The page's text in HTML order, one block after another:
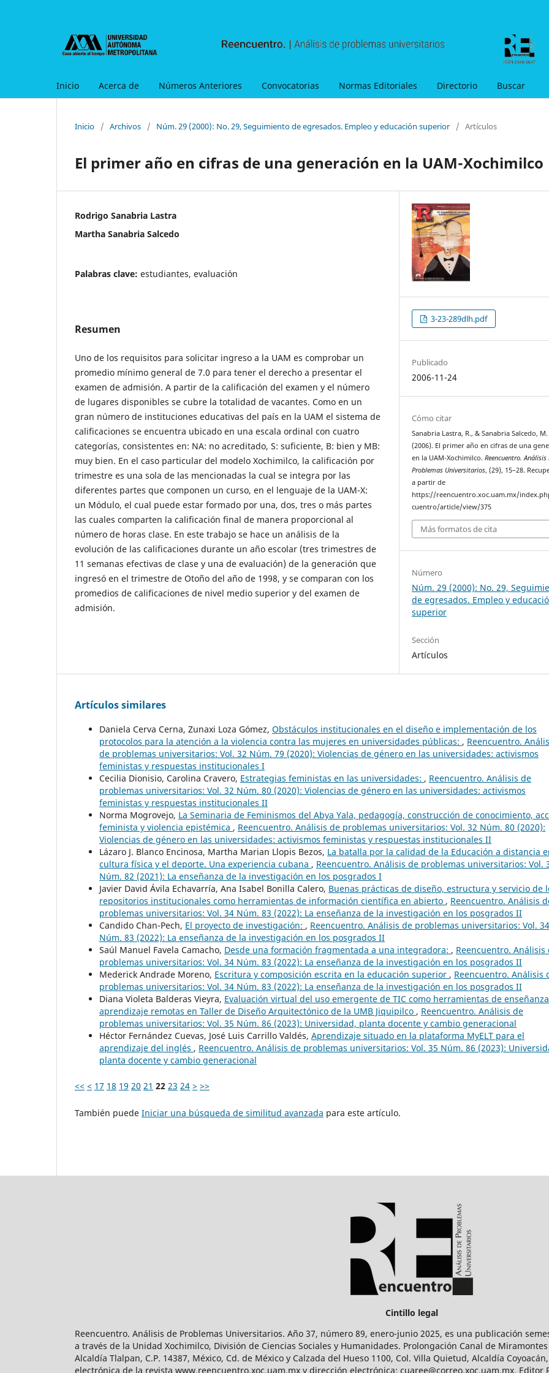
Inicio Acerca de Números Anteriores Convocatorias Normas Editoriales Directorio Buscar
Inicio / Archivos / Núm. 29 (2000): No. 29, Seguimiento de egresados. Empleo y educación superior / Artículos
El primer año en cifras de una generación en la UAM-Xochimilco
Rodrigo Sanabria Lastra
Martha Sanabria Salcedo
Palabras clave: estudiantes, evaluación
Resumen
Uno de los requisitos para solicitar ingreso a la UAM es comprobar un
promedio mínimo general de 7.0 para tener el derecho a presentar el
examen de admisión. A partir de la calificación del examen y el número
de lugares disponibles se cubre la totalidad de vacantes. Como en un
gran número de instituciones educativas del país en la UAM el sistema de
calificaciones se encuentra ubicado en una escala ordinal con cuatro
categorías, consistentes en: NA: no acreditado, S: suficiente, B: bien y MB:
muy bien. En el caso particular del modelo Xochimilco, la calificación por
trimestre es una sola de las mencionadas la cual se integra por las
diferentes partes que componen un curso, en el lenguaje de la UAM-X:
un Módulo, el cual puede estar formado por una, dos, tres o más partes
las cuales comparten la calificación final de manera proporcional al
número de horas clase. En este trabajo se hace un análisis de la
evolución de las calificaciones durante un año escolar (tres trimestres de
11 semanas efectivas de clase y una de evaluación) de la generación que
ingresó en el trimestre de Otoño del año de 1998, y se comparan con los
promedios de calificaciones de nivel medio superior y del examen de
admisión.
3-23-289dlh.pdf
Publicado
2006-11-24
Cómo citar
Sanabria Lastra, R., & Sanabria Salcedo, M.
(2006). El primer año en cifras de una
en la UAM-Xochimilco.Reencuentro. Análisis
Problemas Universitarios, (29), 15–28.
a partir de
https://reencuentro.xoc.uam.mx/
cuentro/article/view/375
Más formatos de cita
Número
Núm. 29 (2000): No. 29,
de egresados. Empleo y
superior
Sección
Artículos
Artículos similares
Daniela Cerva Cerna, Zunaxi Loza Gómez, Obstáculos institucionales en el diseño e implementación de los
protocolos para la atención a la violencia contra las mujeres en universidades públicas: , Reencuentro.
de problemas universitarios: Vol. 32 Núm. 79 (2020): Violencias de género en las universidades: activismos
feministas y respuestas institucionales I
Cecilia Dionisio, Carolina Cravero, Estrategias feministas en las universidades: , Reencuentro. Análisis de
problemas universitarios: Vol. 32 Núm. 80 (2020): Violencias de género en las universidades: activismos
feministas y respuestas institucionales II
Norma Mogrovejo, La Seminaria de Feminismos del Abya Yala, pedagogía, construcción de conocimiento,
feminista y violencia epistémica , Reencuentro. Análisis de problemas universitarios: Vol. 32 Núm. 80 (2020):
Violencias de género en las universidades: activismos feministas y respuestas institucionales II
Lázaro J. Blanco Encinosa, Martha Marian Llopis Bezos, La batalla por la calidad de la Educación a distancia
cultura física y el deporte. Una experiencia cubana , Reencuentro. Análisis de problemas universitarios: Vol.
Núm. 82 (2021): La enseñanza de la investigación en los posgrados I
Javier David Ávila Echavarría, Ana Isabel Bonilla Calero, Buenas prácticas de diseño, estructura y servicio de
repositorios institucionales como herramientas de información científica en abierto , Reencuentro. Análisis
problemas universitarios: Vol. 34 Núm. 83 (2022): La enseñanza de la investigación en los posgrados II
Candido Chan-Pech, El proyecto de investigación: , Reencuentro. Análisis de problemas universitarios: Vol. 34
Núm. 83 (2022): La enseñanza de la investigación en los posgrados II
Saúl Manuel Favela Camacho, Desde una formación fragmentada a una integradora: , Reencuentro. Análisis
problemas universitarios: Vol. 34 Núm. 83 (2022): La enseñanza de la investigación en los posgrados II
Mederick Andrade Moreno, Escritura y composición escrita en la educación superior , Reencuentro. Análisis
problemas universitarios: Vol. 34 Núm. 83 (2022): La enseñanza de la investigación en los posgrados II
Diana Violeta Balderas Vieyra, Evaluación virtual del uso emergente de TIC como herramientas de
aprendizaje remotas en Taller de Diseño Arquitectónico de la UMB Jiquipilco , Reencuentro. Análisis de
problemas universitarios: Vol. 35 Núm. 86 (2023): Universidad, planta docente y cambio generacional
Héctor Fernández Cuevas, José Luis Carrillo Valdés, Aprendizaje situado en la plataforma MyELT para el
aprendizaje del inglés , Reencuentro. Análisis de problemas universitarios: Vol. 35 Núm. 86 (2023):
planta docente y cambio generacional
<< < 17 18 19 20 21 22 23 24 > >>
También puede Iniciar una búsqueda de similitud avanzada para este artículo.
Cintillo legal
Reencuentro. Análisis de Problemas Universitarios. Año 37, número 89, enero-junio 2025, es una publicación
a través de la Unidad Xochimilco, División de Ciencias Sociales y Humanidades. Prolongación Canal de Miramontes
Alcaldía Tlalpan, C.P. 14387, México, Cd. de México y Calzada del Hueso 1100, Col. Villa Quietud, Alcaldía
electrónica de la revista www.reencuentro.xoc.uam.mx y dirección electrónica: cuaree@correo.xoc.uam.mx. Editor